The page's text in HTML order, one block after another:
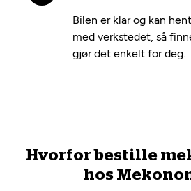
Bilen er klar og kan
med verkstedet, så
gjør det enkelt for deg.
Hvorfor bestille
hos